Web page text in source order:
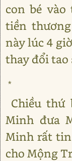
con bé
tiền
này lúc 4
thay đổi tao
*
Chiều thứ
Minh đưa
Minh rất
cho Mộng